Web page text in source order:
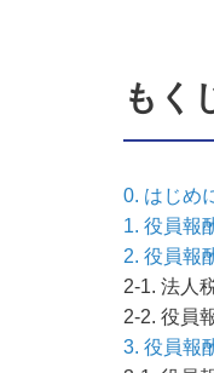
もく
0. はじめ
1. 役員報
2. 役員報
2-1. 法人
2-2. 役員
3. 役員報